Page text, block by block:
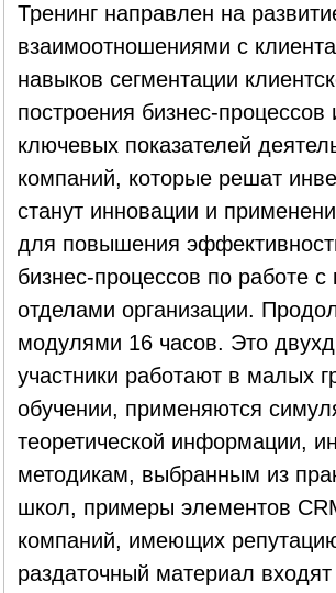
Тренинг направлен на
взаимоотношениями с
навыков сегментации
построения бизнес-
ключевых показателей
компаний, которые решат
станут инновации и
для повышения
бизнес-процессов по работе
отделами организации.
модулями 16 часов. Это
участники работают в малых
обучении, применяются
теоретической информации,
методикам, выбранным из
школ, примеры элементов
компаний, имеющих
раздаточный материал